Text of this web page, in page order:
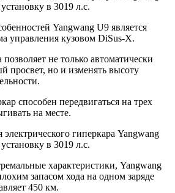
Yangwang U9 является
управления кузовом DiSus-X.
не только автоматически
просвет, но и изменять высоту
способен передвигаться на трех
на месте.
характеристики, Yangwang
запасом хода на одном заряде
450 км.